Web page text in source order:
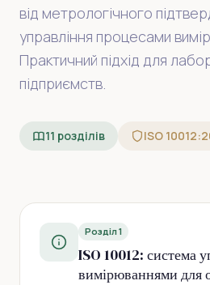
від метрологічного
управління процесами
Практичний підхід для
підприємств.
11 розділів ISO
Розділ 1
ISO 10012: система
вимірюваннями для